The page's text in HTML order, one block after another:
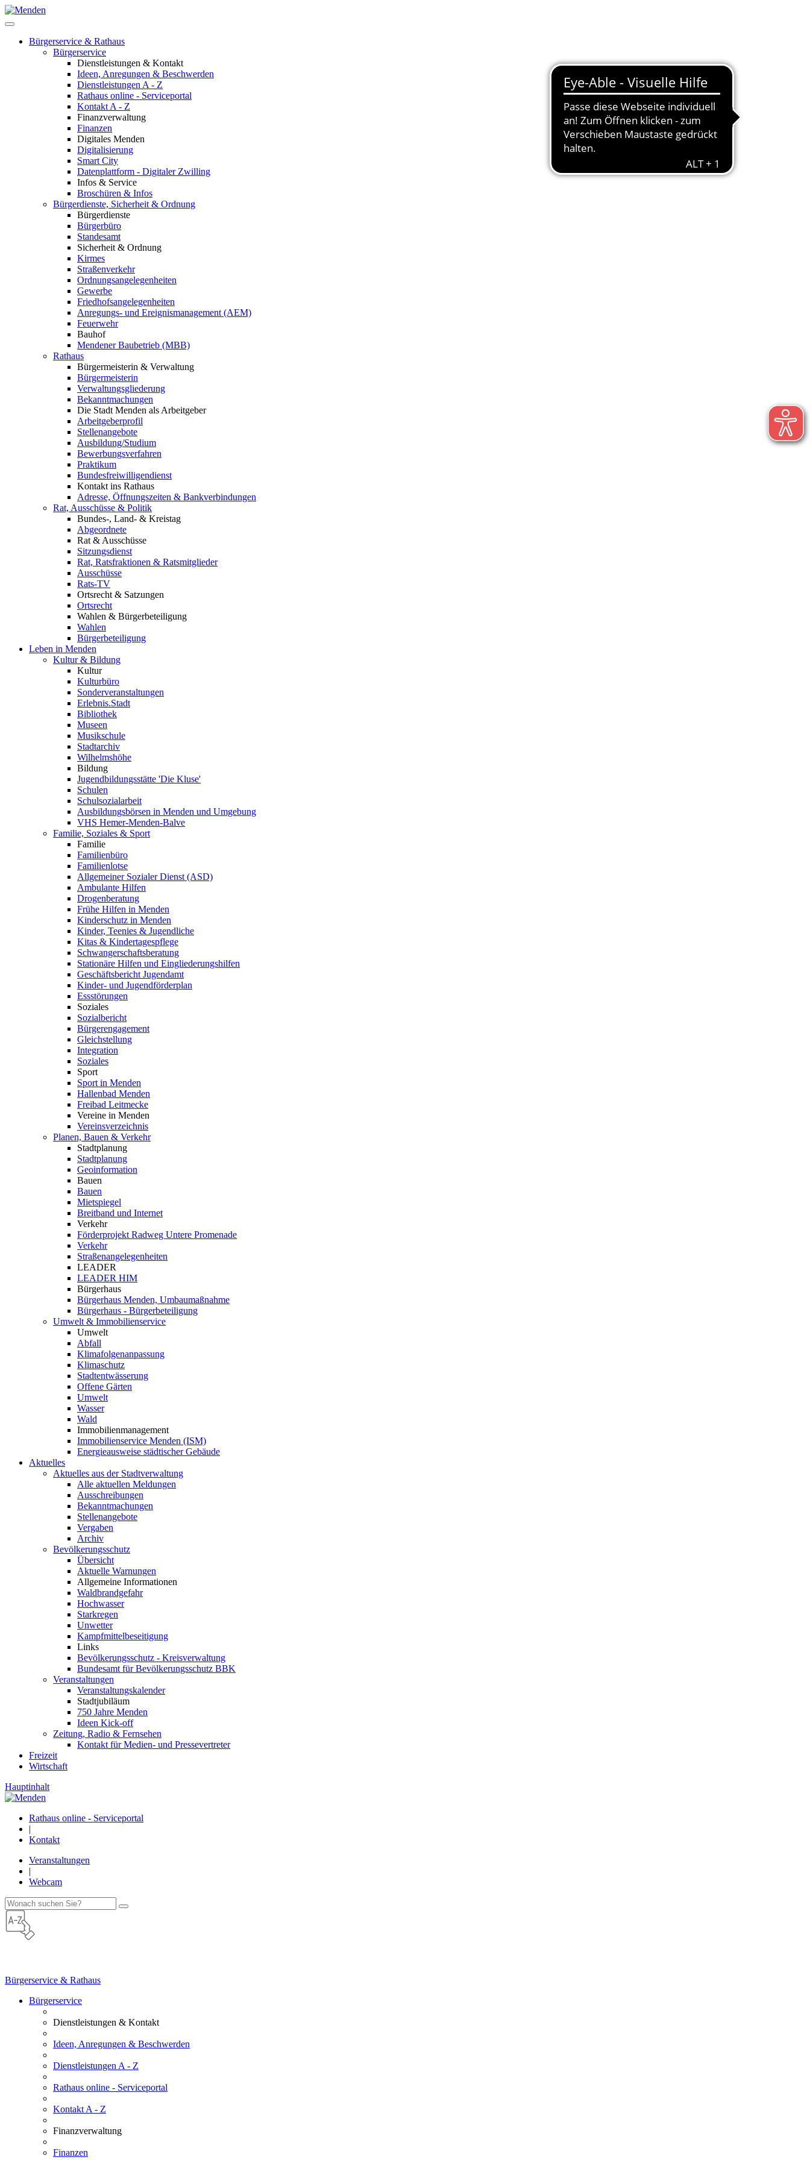
Bürgerservice & Rathaus
Bürgerservice
Dienstleistungen & Kontakt
Ideen, Anregungen & Beschwerden
Dienstleistungen A - Z
Rathaus online - Serviceportal
Kontakt A - Z
Finanzverwaltung
Finanzen
Digitales Menden
Digitalisierung
Smart City
Datenplattform - Digitaler Zwilling
Infos & Service
Broschüren & Infos
Bürgerdienste, Sicherheit & Ordnung
Bürgerdienste
Bürgerbüro
Standesamt
Sicherheit & Ordnung
Kirmes
Straßenverkehr
Ordnungsangelegenheiten
Gewerbe
Friedhofsangelegenheiten
Anregungs- und Ereignismanagement (AEM)
Feuerwehr
Bauhof
Mendener Baubetrieb (MBB)
Rathaus
Bürgermeisterin & Verwaltung
Bürgermeisterin
Verwaltungsgliederung
Bekanntmachungen
Die Stadt Menden als Arbeitgeber
Arbeitgeberprofil
Stellenangebote
Ausbildung/Studium
Bewerbungsverfahren
Praktikum
Bundesfreiwilligendienst
Kontakt ins Rathaus
Adresse, Öffnungszeiten & Bankverbindungen
Rat, Ausschüsse & Politik
Bundes-, Land- & Kreistag
Abgeordnete
Rat & Ausschüsse
Sitzungsdienst
Rat, Ratsfraktionen & Ratsmitglieder
Ausschüsse
Rats-TV
Ortsrecht & Satzungen
Ortsrecht
Wahlen & Bürgerbeteiligung
Wahlen
Bürgerbeteiligung
Leben in Menden
Kultur & Bildung
Kultur
Kulturbüro
Sonderveranstaltungen
Erlebnis.Stadt
Bibliothek
Museen
Musikschule
Stadtarchiv
Wilhelmshöhe
Bildung
Jugendbildungsstätte 'Die Kluse'
Schulen
Schulsozialarbeit
Ausbildungsbörsen in Menden und Umgebung
VHS Hemer-Menden-Balve
Familie, Soziales & Sport
Familie
Familienbüro
Familienlotse
Allgemeiner Sozialer Dienst (ASD)
Ambulante Hilfen
Drogenberatung
Frühe Hilfen in Menden
Kinderschutz in Menden
Kinder, Teenies & Jugendliche
Kitas & Kindertagespflege
Schwangerschaftsberatung
Stationäre Hilfen und Eingliederungshilfen
Geschäftsbericht Jugendamt
Kinder- und Jugendförderplan
Essstörungen
Soziales
Sozialbericht
Bürgerengagement
Gleichstellung
Integration
Soziales
Sport
Sport in Menden
Hallenbad Menden
Freibad Leitmecke
Vereine in Menden
Vereinsverzeichnis
Planen, Bauen & Verkehr
Stadtplanung
Stadtplanung
Geoinformation
Bauen
Bauen
Mietspiegel
Breitband und Internet
Verkehr
Förderprojekt Radweg Untere Promenade
Verkehr
Straßenangelegenheiten
LEADER
LEADER HIM
Bürgerhaus
Bürgerhaus Menden, Umbaumaßnahme
Bürgerhaus - Bürgerbeteiligung
Umwelt & Immobilienservice
Umwelt
Abfall
Klimafolgenanpassung
Klimaschutz
Stadtentwässerung
Offene Gärten
Umwelt
Wasser
Wald
Immobilienmanagement
Immobilienservice Menden (ISM)
Energieausweise städtischer Gebäude
Aktuelles
Aktuelles aus der Stadtverwaltung
Alle aktuellen Meldungen
Ausschreibungen
Bekanntmachungen
Stellenangebote
Vergaben
Archiv
Bevölkerungsschutz
Übersicht
Aktuelle Warnungen
Allgemeine Informationen
Waldbrandgefahr
Hochwasser
Starkregen
Unwetter
Kampfmittelbeseitigung
Links
Bevölkerungsschutz - Kreisverwaltung
Bundesamt für Bevölkerungsschutz BBK
Veranstaltungen
Veranstaltungskalender
Stadtjubiläum
750 Jahre Menden
Ideen Kick-off
Zeitung, Radio & Fernsehen
Kontakt für Medien- und Pressevertreter
Freizeit
Wirtschaft
Hauptinhalt
Rathaus online - Serviceportal
|
Kontakt
Veranstaltungen
|
Webcam
Bürgerservice & Rathaus
Bürgerservice
Dienstleistungen & Kontakt
Ideen, Anregungen & Beschwerden
Dienstleistungen A - Z
Rathaus online - Serviceportal
Kontakt A - Z
Finanzverwaltung
Finanzen